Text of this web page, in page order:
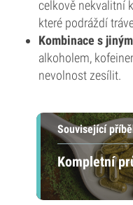
celkově nekvalitní
které podráždí
Kombinace s
alkoholem,
nevolnost zesílit.
Související
Kompletní